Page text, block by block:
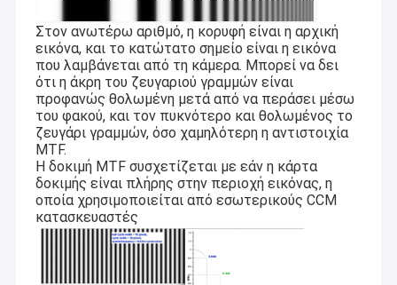
Στον ανωτέρω αριθμό, η κορυφή είναι η αρχική
εικόνα, και το κατώτατο σημείο είναι η εικόνα
που λαμβάνεται από τη κάμερα. Μπορεί να δει
ότι η άκρη του ζευγαριού γραμμών είναι
προφανώς θολωμένη μετά από να περάσει μέσω
του φακού, και τον πυκνότερο και θολωμένος το
ζευγάρι γραμμών, όσο χαμηλότερη η αντιστοιχία
MTF.
Η δοκιμή MTF συσχετίζεται με εάν η κάρτα
δοκιμής είναι πλήρης στην περιοχή εικόνας, η
οποία χρησιμοποιείται από εσωτερικούς CCM
κατασκευαστές